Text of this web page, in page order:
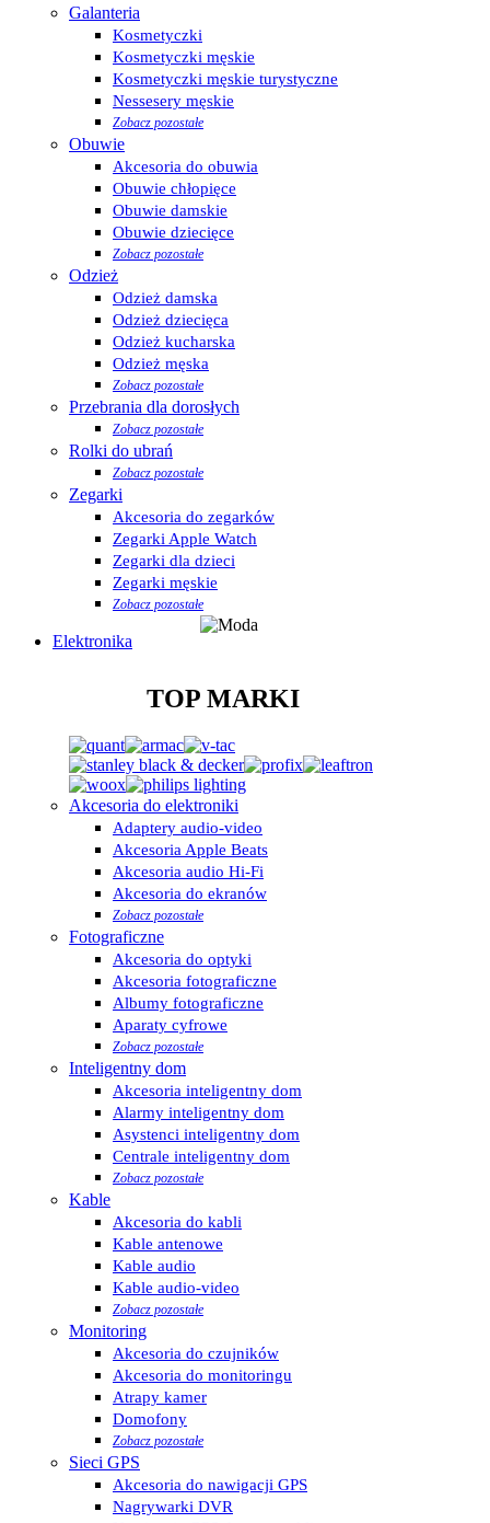
Galanteria
Kosmetyczki
Kosmetyczki męskie
Kosmetyczki męskie turystyczne
Nessesery męskie
Zobacz pozostałe
Obuwie
Akcesoria do obuwia
Obuwie chłopięce
Obuwie damskie
Obuwie dziecięce
Zobacz pozostałe
Odzież
Odzież damska
Odzież dziecięca
Odzież kucharska
Odzież męska
Zobacz pozostałe
Przebrania dla dorosłych
Zobacz pozostałe
Rolki do ubrań
Zobacz pozostałe
Zegarki
Akcesoria do zegarków
Zegarki Apple Watch
Zegarki dla dzieci
Zegarki męskie
Zobacz pozostałe
Elektronika
TOP MARKI
Akcesoria do elektroniki
Adaptery audio-video
Akcesoria Apple Beats
Akcesoria audio Hi-Fi
Akcesoria do ekranów
Zobacz pozostałe
Fotograficzne
Akcesoria do optyki
Akcesoria fotograficzne
Albumy fotograficzne
Aparaty cyfrowe
Zobacz pozostałe
Inteligentny dom
Akcesoria inteligentny dom
Alarmy inteligentny dom
Asystenci inteligentny dom
Centrale inteligentny dom
Zobacz pozostałe
Kable
Akcesoria do kabli
Kable antenowe
Kable audio
Kable audio-video
Zobacz pozostałe
Monitoring
Akcesoria do czujników
Akcesoria do monitoringu
Atrapy kamer
Domofony
Zobacz pozostałe
Sieci GPS
Akcesoria do nawigacji GPS
Nagrywarki DVR